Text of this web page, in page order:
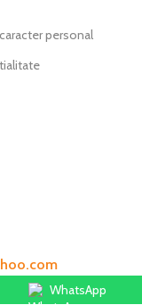
personal
WhatsApp